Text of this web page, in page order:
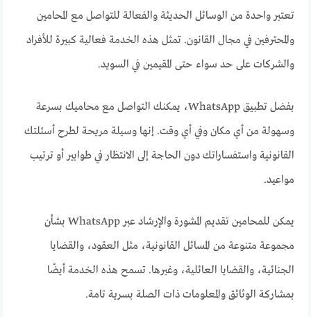
تعتبر واحدة من الوسائل الحديثة والفعالة للتواصل مع المحامين
والمحترفين في مجال القانون. تمثل هذه الخدمة فعالية كبيرة للأفراد
والشركات على حد سواء حتى المقيمين في السويد.
بفضل تطبيق WhatsApp، يمكنك التواصل مع محاميك بسرعة
وسهولة من أي مكان وفي أي وقت. إنها وسيلة مريحة لطرح أسئلتك
القانونية واستفساراتك دون الحاجة إلى الانتظار في طوابير أو ترتيب
مواعيد.
يمكن للمحامين تقديم المشورة والإرشاد عبر WhatsApp بشأن
مجموعة متنوعة من المسائل القانونية، مثل العقود، والقضايا
الجنائية، والقضايا العائلية، وغيرها. تسمح هذه الخدمة أيضًا
بمشاركة الوثائق والمعلومات ذات الصلة بسرية تامة.